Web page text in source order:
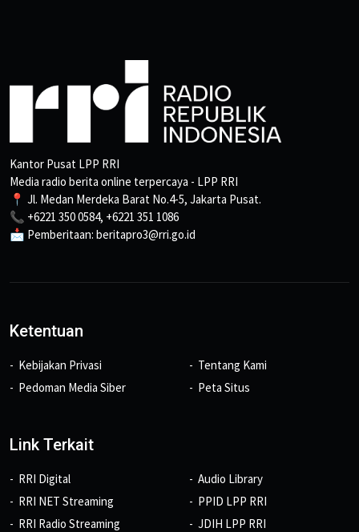
Kantor Pusat LPP RRI
Media radio berita online terpercaya - LPP RRI
📍 Jl. Medan Merdeka Barat No.4-5, Jakarta Pusat.
📞 +6221 350 0584, +6221 351 1086
📩 Pemberitaan: beritapro3@rri.go.id
Ketentuan
Kebijakan Privasi
Pedoman Media Siber
Tentang Kami
Peta Situs
Link Terkait
RRI Digital
RRI NET Streaming
RRI Radio Streaming
Audio Library
PPID LPP RRI
JDIH LPP RRI